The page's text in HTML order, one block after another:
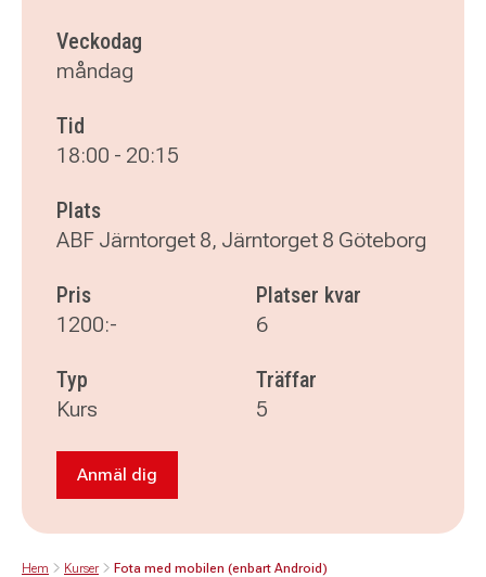
Veckodag
måndag
Tid
18:00 - 20:15
Plats
ABF Järntorget 8, Järntorget 8 Göteborg
Pris
1200:-
Platser kvar
6
Typ
Kurs
Träffar
5
Anmäl dig till Fota med mobilen (enbart
Anmäl dig
Hem Kurser Fota med mobilen (enbart Android)